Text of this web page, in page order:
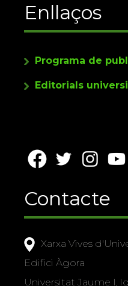
Enllaços
Programa de
Editorials
Contacte
Xarxa Vives
Edifici Àgora
Universitat Jaume I,